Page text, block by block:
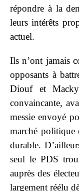
répondre à la
leurs intérêts
actuel.
Ils n’ont jamais
opposants à
Diouf et
convaincante,
messie envoyé
marché politique
durable.
seul le PDS
auprès des
largement réélu